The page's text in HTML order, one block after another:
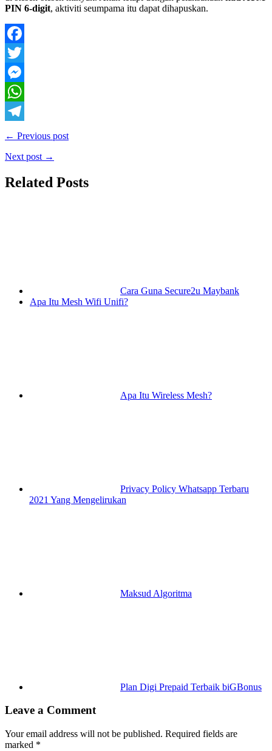
PIN 6-digit, aktiviti seumpama itu dapat dihapuskan.
Facebook
Twitter
Messenger
WhatsApp
Telegram
← Previous post
Next post →
Related Posts
Cara Guna Secure2u Maybank
Apa Itu Mesh Wifi Unifi?
Apa Itu Wireless Mesh?
Privacy Policy Whatsapp Terbaru
2021 Yang Mengelirukan
Maksud Algoritma
Plan Digi Prepaid Terbaik biGBonus
Leave a Comment
Your email address will not be published. Required fields are
marked *